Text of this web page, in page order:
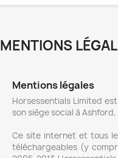
MENTIONS
Mentions légales
Horsessentials Limited
son siège social à
Ce site internet et tous
téléchargeables (y